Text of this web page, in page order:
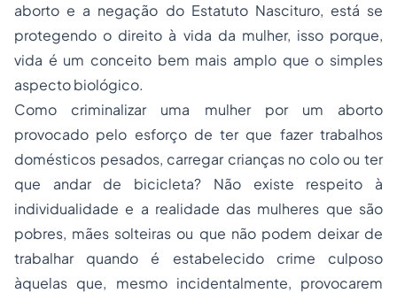
aborto e a negação do Estatuto Nascituro, está se
protegendo o direito à vida da mulher, isso porque,
vida é um conceito bem mais amplo que o simples
aspecto biológico.
Como criminalizar uma mulher por um aborto
provocado pelo esforço de ter que fazer trabalhos
domésticos pesados, carregar crianças no colo ou ter
que andar de bicicleta? Não existe respeito à
individualidade e a realidade das mulheres que são
pobres, mães solteiras ou que não podem deixar de
trabalhar quando é estabelecido crime culposo
àquelas que, mesmo incidentalmente, provocarem